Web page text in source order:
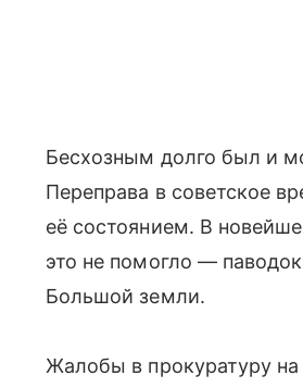
Бесхозным долго был и
Переправа в советское
её состоянием. В
это не помогло —
Большой земли.
Жалобы в прокуратуру